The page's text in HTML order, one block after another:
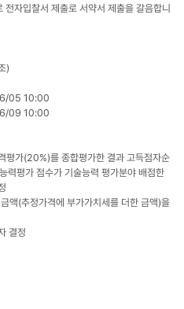
자입찰서 제출로 서약서 제출을 갈음합니
)
05 10:00
09 10:00
평가(20%)를 종합평가한 결과 고득점자순
력평가 점수가 기술능력 평가분야 배점한
액(추정가격에 부가가치세를 더한 금액)을
결정